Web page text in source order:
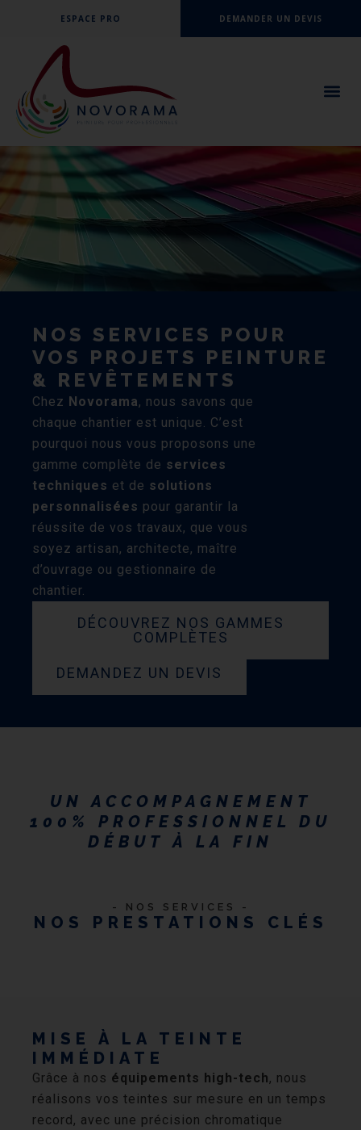
ESPACE PRO DEMANDER UN DEVIS
NOS SERVICES POUR
VOS PROJETS PEINTURE
& REVÊTEMENTS
Chez Novorama, nous savons que
chaque chantier est unique. C’est
pourquoi nous vous proposons une
gamme complète de services
techniques et de solutions
personnalisées pour garantir la
réussite de vos travaux, que vous
soyez artisan, architecte, maître
d’ouvrage ou gestionnaire de
chantier.
DÉCOUVREZ NOS GAMMES
COMPLÈTES
DEMANDEZ UN DEVIS
UN ACCOMPAGNEMENT
100% PROFESSIONNEL DU
DÉBUT À LA FIN
- NOS SERVICES -
NOS PRESTATIONS CLÉS
MISE À LA TEINTE
IMMÉDIATE
Grâce à nos équipements high-tech, nous
réalisons vos teintes sur mesure en un temps
record, avec une précision chromatique